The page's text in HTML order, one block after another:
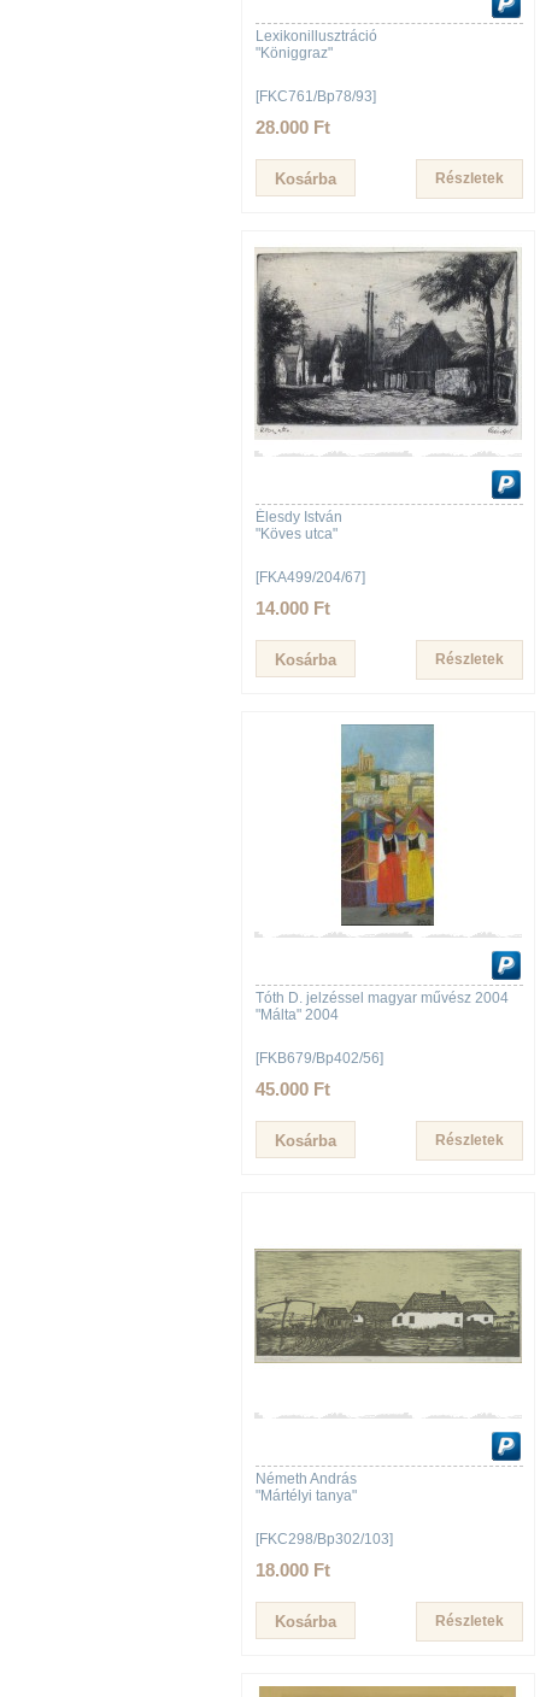
Lexikonillusztráció
"Königgraz"
[FKC761/Bp78/93]
28.000 Ft
Részletek
Élesdy István
"Köves utca"
[FKA499/204/67]
14.000 Ft
Részletek
Tóth D. jelzéssel magyar művész 2004
"Málta" 2004
[FKB679/Bp402/56]
45.000 Ft
Részletek
Németh András
"Mártélyi tanya"
[FKC298/Bp302/103]
18.000 Ft
Részletek